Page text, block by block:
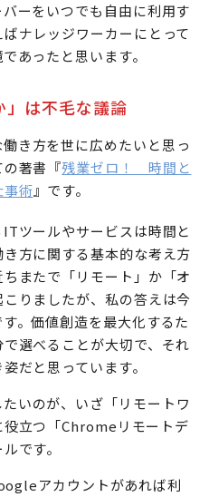
ーをいつでも自由に利用す
ナレッジワーカーにとって
あったと思います。
」は不毛な議論
き方を世に広めたいと思っ
著書『残業ゼロ！ 時間と
事術』です。
ツールやサービスは時間と
方に関する基本的な考え方
またで「リモート」か「オ
りましたが、私の答えは今
。価値創造を最大化するた
選べることが大切で、それ
だと思っています。
いのが、いざ「リモートワ
立つ「Chromeリモートデ
です。
アカウントがあれば利